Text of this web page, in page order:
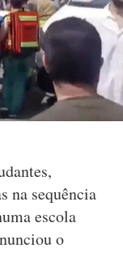
na sequência
escola
o